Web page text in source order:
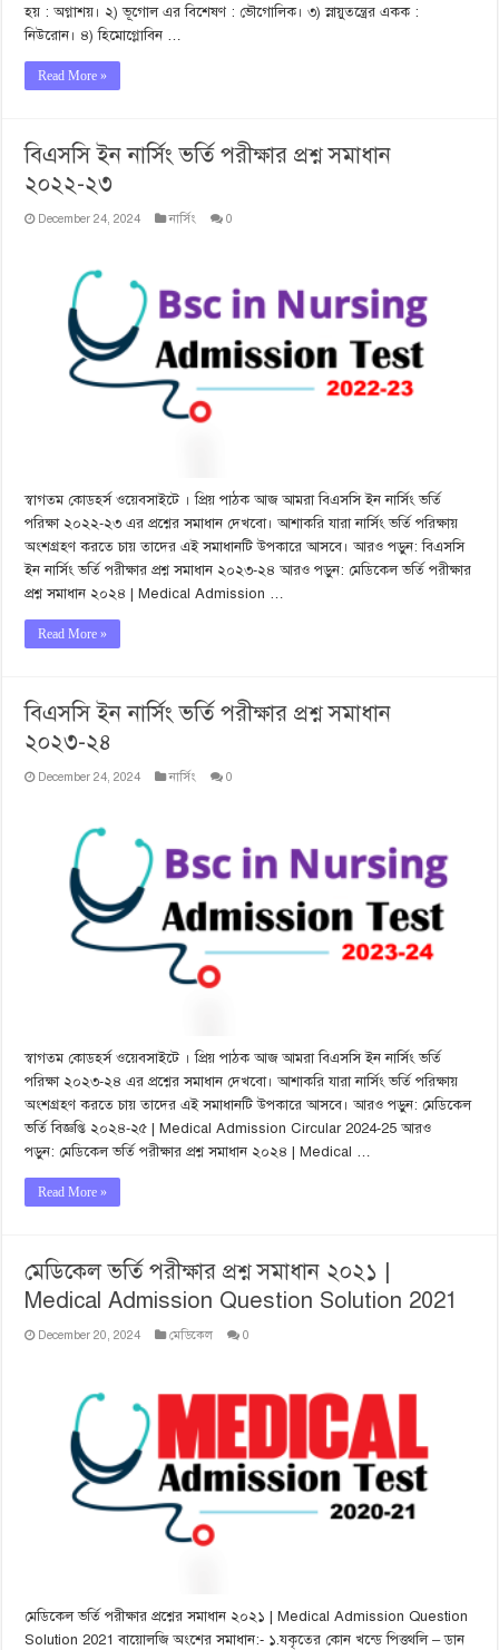
হয় : অগ্নাশয়। ২) ভূগোল এর বিশেষণ : ভৌগোলিক। ৩) স্নায়ুতন্ত্রের একক :
নিউরোন। ৪) হিমোগ্লোবিন …
Read More »
বিএসসি ইন নার্সিং ভর্তি পরীক্ষার প্রশ্ন সমাধান
২০২২-২৩
December 24, 2024 নার্সিং 0
স্বাগতম কোডহর্স ওয়েবসাইটে । প্রিয় পাঠক আজ আমরা বিএসসি ইন নার্সিং ভর্তি
পরিক্ষা ২০২২-২৩ এর প্রশ্নের সমাধান দেখবো। আশাকরি যারা নার্সিং ভর্তি পরিক্ষায়
অংশগ্রহণ করতে চায় তাদের এই সমাধানটি উপকারে আসবে। আরও পড়ুন: বিএসসি
ইন নার্সিং ভর্তি পরীক্ষার প্রশ্ন সমাধান ২০২৩-২৪ আরও পড়ুন: মেডিকেল ভর্তি পরীক্ষার
প্রশ্ন সমাধান ২০২৪ | Medical Admission …
Read More »
বিএসসি ইন নার্সিং ভর্তি পরীক্ষার প্রশ্ন সমাধান
২০২৩-২৪
December 24, 2024 নার্সিং 0
স্বাগতম কোডহর্স ওয়েবসাইটে । প্রিয় পাঠক আজ আমরা বিএসসি ইন নার্সিং ভর্তি
পরিক্ষা ২০২৩-২৪ এর প্রশ্নের সমাধান দেখবো। আশাকরি যারা নার্সিং ভর্তি পরিক্ষায়
অংশগ্রহণ করতে চায় তাদের এই সমাধানটি উপকারে আসবে। আরও পড়ুন: মেডিকেল
ভর্তি বিজ্ঞপ্তি ২০২৪-২৫ | Medical Admission Circular 2024-25 আরও
পড়ুন: মেডিকেল ভর্তি পরীক্ষার প্রশ্ন সমাধান ২০২৪ | Medical …
Read More »
মেডিকেল ভর্তি পরীক্ষার প্রশ্ন সমাধান ২০২১ |
Medical Admission Question Solution 2021
December 20, 2024 মেডিকেল 0
মেডিকেল ভর্তি পরীক্ষার প্রশ্নের সমাধান ২০২১ | Medical Admission Question
Solution 2021 বায়োলজি অংশের সমাধান:- ১.যকৃতের কোন খন্ডে পিত্তথলি – ডান